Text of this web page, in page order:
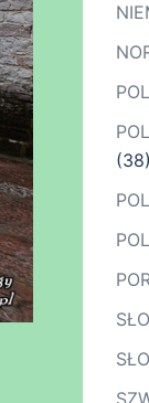
(38)